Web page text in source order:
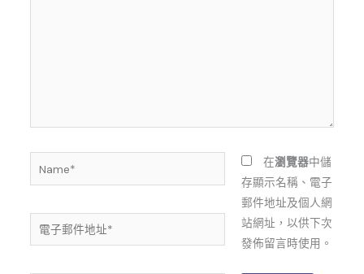
電
子
在瀏覽器中儲
存顯示名稱、電子
郵件地址及個人網
站網址，以供下次
發佈留言時使用。